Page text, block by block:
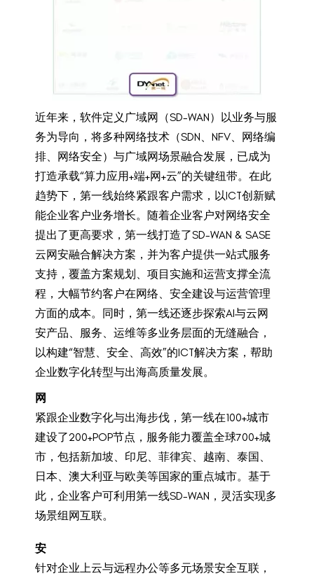
近年来，软件定义广域网（SD-WAN）以业务与服
务为导向，将多种网络技术（SDN、NFV、网络编
排、网络安全）与广域网场景融合发展，已成为
打造承载“算力应用+端+网+云”的关键纽带。在此
趋势下，第一线始终紧跟客户需求，以ICT创新赋
能企业客户业务增长。随着企业客户对网络安全
提出了更高要求，第一线打造了SD-WAN & SASE
云网安融合解决方案，并为客户提供一站式服务
支持，覆盖方案规划、项目实施和运营支撑全流
程，大幅节约客户在网络、安全建设与运营管理
方面的成本。同时，第一线还逐步探索AI与云网
安产品、服务、运维等多业务层面的无缝融合，
以构建“智慧、安全、高效”的ICT解决方案，帮助
企业数字化转型与出海高质量发展。
网
紧跟企业数字化与出海步伐，第一线在100+城市
建设了200+POP节点，服务能力覆盖全球700+城
市，包括新加坡、印尼、菲律宾、越南、泰国、
日本、澳大利亚与欧美等国家的重点城市。基于
此，企业客户可利用第一线SD-WAN，灵活实现多
场景组网互联。
安
针对企业上云与远程办公等多元场景安全互联，